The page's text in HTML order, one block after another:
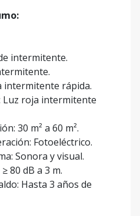
intermitente.
intermitente rápida.
Luz roja intermitente
30 m² a 60 m².
Fotoeléctrico.
Sonora y visual.
80 dB a 3 m.
Hasta 3 años de